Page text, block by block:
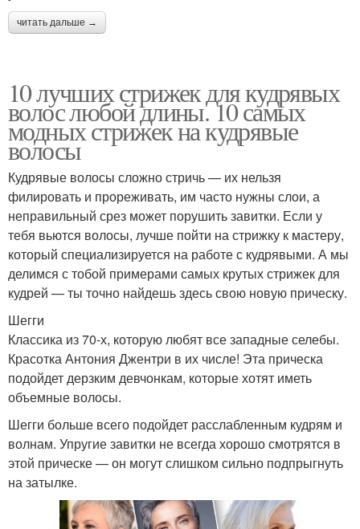
читать дальше →
10 лучших стрижек для кудрявых
волос любой длины. 10 самых
модных стрижек на кудрявые
волосы
Кудрявые волосы сложно стричь — их нельзя
филировать и прореживать, им часто нужны слои, а
неправильный срез может порушить завитки. Если у
тебя вьются волосы, лучше пойти на стрижку к мастеру,
который специализируется на работе с кудрявыми. А мы
делимся с тобой примерами самых крутых стрижек для
кудрей — ты точно найдешь здесь свою новую прическу.
Шегги
Классика из 70-х, которую любят все западные селебы.
Красотка Антония Джентри в их числе! Эта прическа
подойдет дерзким девчонкам, которые хотят иметь
объемные волосы.
Шегги больше всего подойдет расслабленным кудрям и
волнам. Упругие завитки не всегда хорошо смотрятся в
этой прическе — он могут слишком сильно подпрыгнуть
на затылке.